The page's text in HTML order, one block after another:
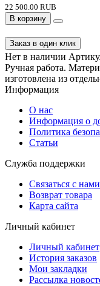
22 500.00 RUB
В корзину
Заказ в один клик
Нет в наличии
Ручная работа.
изготовлена из
Информация
О нас
Информация о
Политика
Статьи
Служба поддержки
Связаться с нами
Возврат товара
Карта сайта
Личный кабинет
Личный кабинет
История заказов
Мои закладки
Рассылка